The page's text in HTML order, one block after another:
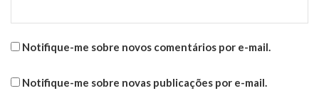
Notifique-me sobre novos comentários por e-mail.
Notifique-me sobre novas publicações por e-mail.